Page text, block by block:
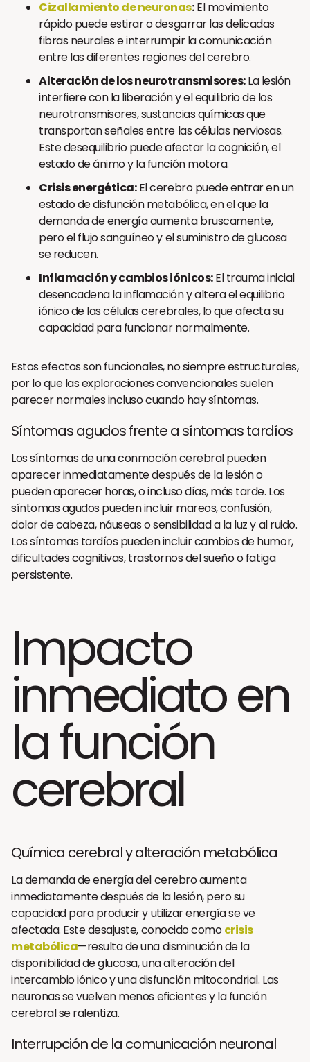
Cizallamiento de neuronas:El movimiento
rápido puede estirar o desgarrar las delicadas
fibras neurales e interrumpir la comunicación
entre las diferentes regiones del cerebro.
Alteración de los neurotransmisores:La lesión
interfiere con la liberación y el equilibrio de los
neurotransmisores, sustancias químicas que
transportan señales entre las células nerviosas.
Este desequilibrio puede afectar la cognición, el
estado de ánimo y la función motora.
Crisis energética:El cerebro puede entrar en un
estado de disfunción metabólica, en el que la
demanda de energía aumenta bruscamente,
pero el flujo sanguíneo y el suministro de glucosa
se reducen.
Inflamación y cambios iónicos:El trauma inicial
desencadena la inflamación y altera el equilibrio
iónico de las células cerebrales, lo que afecta su
capacidad para funcionar normalmente.
Estos efectos son funcionales, no siempre estructurales,
por lo que las exploraciones convencionales suelen
parecer normales incluso cuando hay síntomas.
Síntomas agudos frente a síntomas tardíos
Los síntomas de una conmoción cerebral pueden
aparecer inmediatamente después de la lesión o
pueden aparecer horas, o incluso días, más tarde. Los
síntomas agudos pueden incluir mareos, confusión,
dolor de cabeza, náuseas o sensibilidad a la luz y al ruido.
Los síntomas tardíos pueden incluir cambios de humor,
dificultades cognitivas, trastornos del sueño o fatiga
persistente.
Impacto
inmediato en
la función
cerebral
Química cerebral y alteración metabólica
La demanda de energía del cerebro aumenta
inmediatamente después de la lesión, pero su
capacidad para producir y utilizar energía se ve
afectada. Este desajuste, conocido comocrisis
metabólica—resulta de una disminución de la
disponibilidad de glucosa, una alteración del
intercambio iónico y una disfunción mitocondrial. Las
neuronas se vuelven menos eficientes y la función
cerebral se ralentiza.
Interrupción de la comunicación neuronal